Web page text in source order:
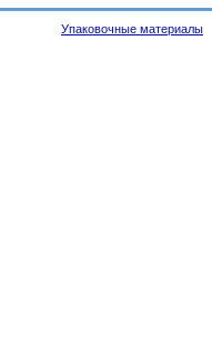
Упаковочные материалы